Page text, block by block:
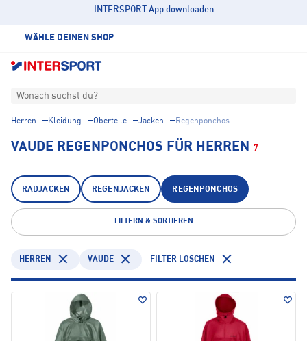
INTERSPORT App downloaden
WÄHLE DEINEN SHOP
Wonach suchst du?
Herren Kleidung Oberteile Jacken Regenponchos
VAUDE REGENPONCHOS FÜR HERREN 7
RADJACKEN REGENJACKEN REGENPONCHOS
FILTERN & SORTIEREN
HERREN VAUDE FILTER LÖSCHEN